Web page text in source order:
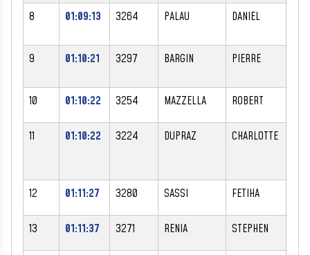
8 01:09:13 3264 PALAU DANIEL
9 01:10:21 3297 BARGIN PIERRE
10 01:10:22 3254 MAZZELLA ROBERT
11 01:10:22 3224 DUPRAZ CHARLOTTE
12 01:11:27 3280 SASSI FETIHA
13 01:11:37 3271 RENIA STEPHEN